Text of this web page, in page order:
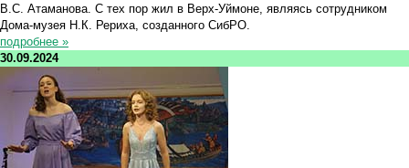
В.С. Атаманова. С тех пор жил в Верх-Уймоне, являясь сотрудником
Дома-музея Н.К. Рериха, созданного СибРО.
подробнее »
30.09.2024